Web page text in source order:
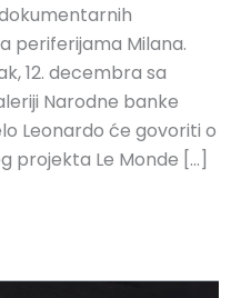
periferijama Milana.
12. decembra sa
Narodne banke
Leonardo će govoriti o
projekta Le Monde […]